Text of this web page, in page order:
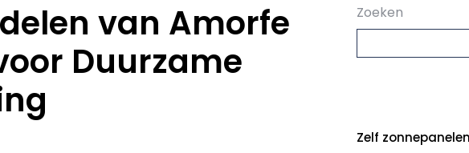
van Amorfe
Duurzame
Zoeken
Zelf